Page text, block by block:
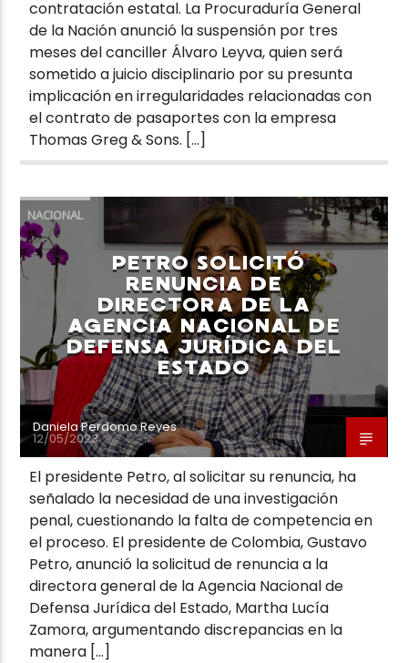
contratación estatal. La Procuraduría General
de la Nación anunció la suspensión por tres
meses del canciller Álvaro Leyva, quien será
sometido a juicio disciplinario por su presunta
implicación en irregularidades relacionadas con
el contrato de pasaportes con la empresa
Thomas Greg & Sons. […]
NACIONAL
PETRO SOLICITÓ
RENUNCIA DE
DIRECTORA DE LA
AGENCIA NACIONAL DE
DEFENSA JURÍDICA DEL
ESTADO
Daniela Perdomo Reyes
12/05/2023
El presidente Petro, al solicitar su renuncia, ha
señalado la necesidad de una investigación
penal, cuestionando la falta de competencia en
el proceso. El presidente de Colombia, Gustavo
Petro, anunció la solicitud de renuncia a la
directora general de la Agencia Nacional de
Defensa Jurídica del Estado, Martha Lucía
Zamora, argumentando discrepancias en la
manera […]